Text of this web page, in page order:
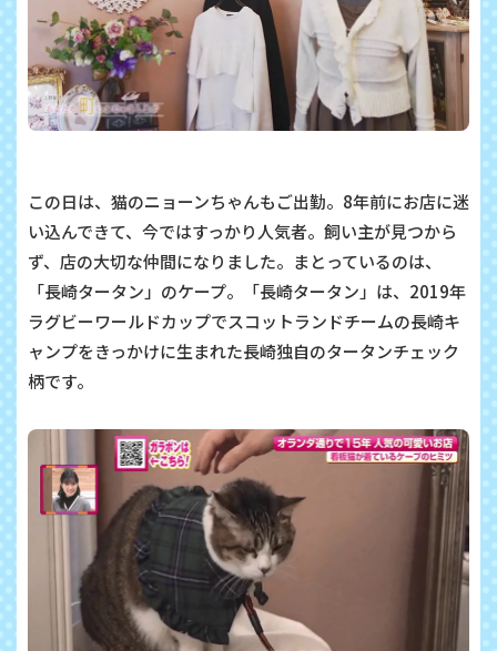
この日は、猫のニョーンちゃんもご出勤。8年前にお店に迷
い込んできて、今ではすっかり人気者。飼い主が見つから
ず、店の大切な仲間になりました。まとっているのは、
「長崎タータン」のケープ。「長崎タータン」は、2019年
ラグビーワールドカップでスコットランドチームの長崎キ
ャンプをきっかけに生まれた長崎独自のタータンチェック
柄です。